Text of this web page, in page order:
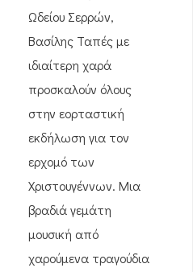
Ωδείου Σερρών,
Βασίλης Ταπές με
ιδιαίτερη χαρά
προσκαλούν όλους
στην εορταστική
εκδήλωση για τον
ερχομό των
Χριστουγέννων. Μια
βραδιά γεμάτη
μουσική από
χαρούμενα τραγούδια